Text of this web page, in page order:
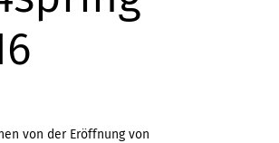
von der Eröffnung von